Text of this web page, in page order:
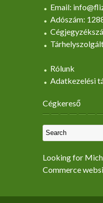
Email:
Adószám:
Rólunk
Adatkezelési
Cégkereső
Looking for
Commerce